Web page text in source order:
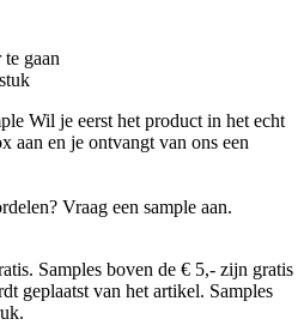
gaan
Wil je eerst het product in het echt
aan en je ontvangt van ons een
Vraag een sample aan.
Samples boven de € 5,- zijn gratis
geplaatst van het artikel. Samples